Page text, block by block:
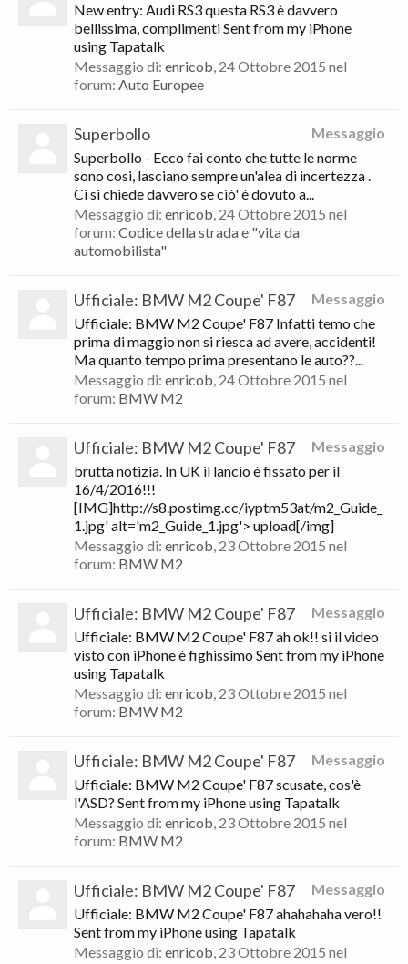
New entry: Audi RS3 questa RS3 è davvero
bellissima, complimenti Sent from my iPhone
using Tapatalk
Messaggio di: enricob, 24 Ottobre 2015 nel
forum: Auto Europee
Messaggio
Superbollo
Superbollo - Ecco fai conto che tutte le norme
sono cosi, lasciano sempre un'alea di incertezza .
Ci si chiede davvero se ciò' è dovuto a...
Messaggio di: enricob, 24 Ottobre 2015 nel
forum: Codice della strada e "vita da
automobilista"
Messaggio
Ufficiale: BMW M2 Coupe' F87
Ufficiale: BMW M2 Coupe' F87 Infatti temo che
prima di maggio non si riesca ad avere, accidenti!
Ma quanto tempo prima presentano le auto??...
Messaggio di: enricob, 24 Ottobre 2015 nel
forum: BMW M2
Messaggio
Ufficiale: BMW M2 Coupe' F87
brutta notizia. In UK il lancio è fissato per il
16/4/2016!!!
[IMG]http://s8.postimg.cc/iyptm53at/m2_Guide_
1.jpg' alt='m2_Guide_1.jpg'> upload[/img]
Messaggio di: enricob, 23 Ottobre 2015 nel
forum: BMW M2
Messaggio
Ufficiale: BMW M2 Coupe' F87
Ufficiale: BMW M2 Coupe' F87 ah ok!! si il video
visto con iPhone è fighissimo Sent from my iPhone
using Tapatalk
Messaggio di: enricob, 23 Ottobre 2015 nel
forum: BMW M2
Messaggio
Ufficiale: BMW M2 Coupe' F87
Ufficiale: BMW M2 Coupe' F87 scusate, cos'è
l'ASD? Sent from my iPhone using Tapatalk
Messaggio di: enricob, 23 Ottobre 2015 nel
forum: BMW M2
Messaggio
Ufficiale: BMW M2 Coupe' F87
Ufficiale: BMW M2 Coupe' F87 ahahahaha vero!!
Sent from my iPhone using Tapatalk
Messaggio di: enricob, 23 Ottobre 2015 nel